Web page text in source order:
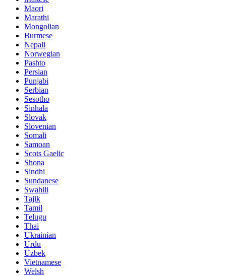
Maori
Marathi
Mongolian
Burmese
Nepali
Norwegian
Pashto
Persian
Punjabi
Serbian
Sesotho
Sinhala
Slovak
Slovenian
Somali
Samoan
Scots Gaelic
Shona
Sindhi
Sundanese
Swahili
Tajik
Tamil
Telugu
Thai
Ukrainian
Urdu
Uzbek
Vietnamese
Welsh